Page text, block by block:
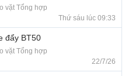
vặt Tổng hợp
Thứ sáu lúc 09:33
đẩy BT50
vặt Tổng hợp
22/7/26